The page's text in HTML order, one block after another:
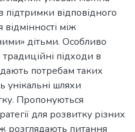
підтримки відповідного
між
дітьми. Особливо
підходи в
потребам таких
унікальні шляхи
Пропонуються
для розвитку різних
розглядають питання